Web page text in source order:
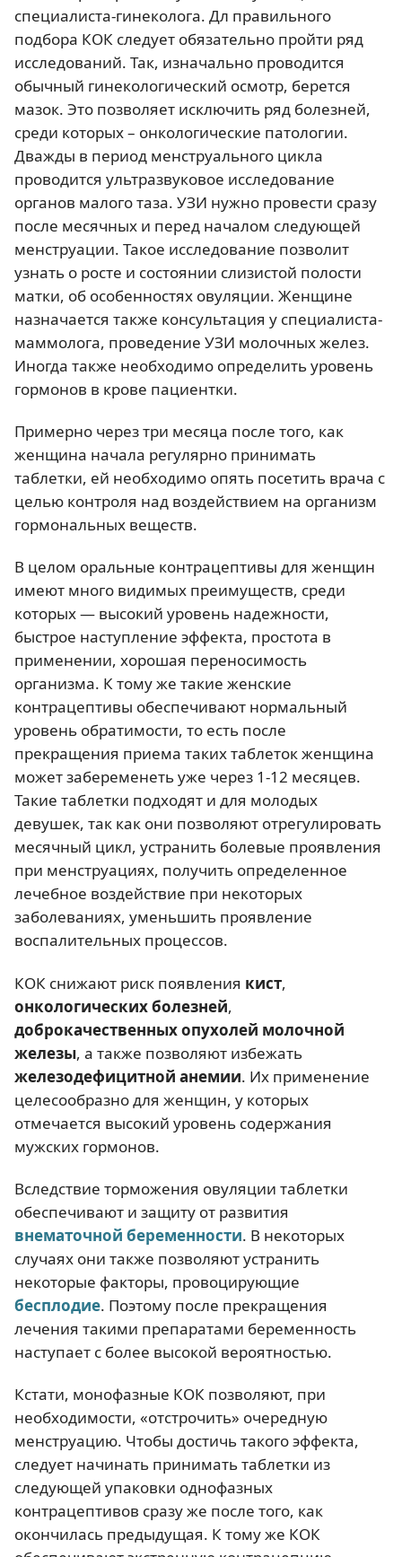
специалиста-гинеколога. Дл правильного
подбора КОК следует обязательно пройти ряд
исследований. Так, изначально проводится
обычный гинекологический осмотр, берется
мазок. Это позволяет исключить ряд болезней,
среди которых – онкологические патологии.
Дважды в период менструального цикла
проводится ультразвуковое исследование
органов малого таза. УЗИ нужно провести сразу
после месячных и перед началом следующей
менструации. Такое исследование позволит
узнать о росте и состоянии слизистой полости
матки, об особенностях овуляции. Женщине
назначается также консультация у специалиста-
маммолога, проведение УЗИ молочных желез.
Иногда также необходимо определить уровень
гормонов в крове пациентки.
Примерно через три месяца после того, как
женщина начала регулярно принимать
таблетки, ей необходимо опять посетить врача с
целью контроля над воздействием на организм
гормональных веществ.
В целом оральные контрацептивы для женщин
имеют много видимых преимуществ, среди
которых — высокий уровень надежности,
быстрое наступление эффекта, простота в
применении, хорошая переносимость
организма. К тому же такие женские
контрацептивы обеспечивают нормальный
уровень обратимости, то есть после
прекращения приема таких таблеток женщина
может забеременеть уже через 1-12 месяцев.
Такие таблетки подходят и для молодых
девушек, так как они позволяют отрегулировать
месячный цикл, устранить болевые проявления
при менструациях, получить определенное
лечебное воздействие при некоторых
заболеваниях, уменьшить проявление
воспалительных процессов.
КОК снижают риск появления кист,
онкологических болезней,
доброкачественных опухолей молочной
железы, а также позволяют избежать
железодефицитной анемии. Их применение
целесообразно для женщин, у которых
отмечается высокий уровень содержания
мужских гормонов.
Вследствие торможения овуляции таблетки
обеспечивают и защиту от развития
внематочной беременности. В некоторых
случаях они также позволяют устранить
некоторые факторы, провоцирующие
бесплодие. Поэтому после прекращения
лечения такими препаратами беременность
наступает с более высокой вероятностью.
Кстати, монофазные КОК позволяют, при
необходимости, «отстрочить» очередную
менструацию. Чтобы достичь такого эффекта,
следует начинать принимать таблетки из
следующей упаковки однофазных
контрацептивов сразу же после того, как
окончилась предыдущая. К тому же КОК